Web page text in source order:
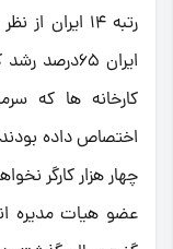
رتبه 14
ایران
کارخانه ها که
اختصاص داده
چهار هزار کارگر
عضو هیات مدیره